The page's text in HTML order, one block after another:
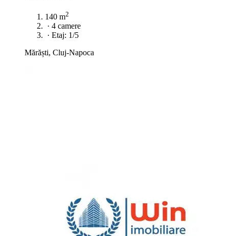
140 m2
· 4 camere
· Etaj: 1/5
Mărăști, Cluj-Napoca